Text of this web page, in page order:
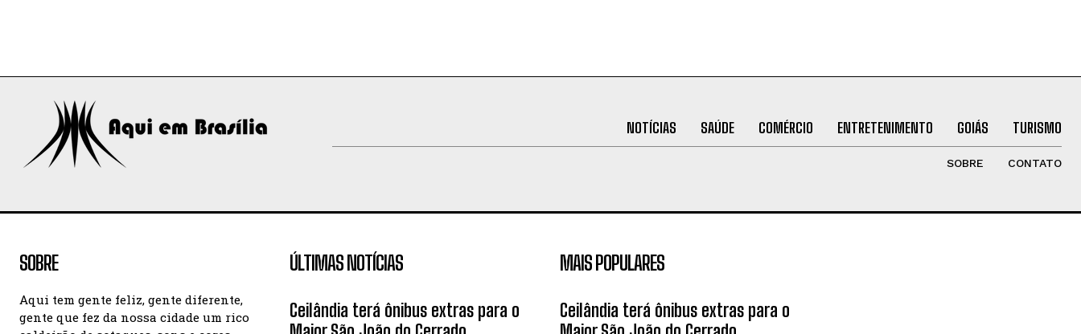
NOTÍCIAS SAÚDE COMÉRCIO ENTRETENIMENTO GOIÁS TURISMO
SOBRE CONTATO
SOBRE
Aqui tem gente feliz, gente diferente,
gente que fez da nossa cidade um rico
ÚLTIMAS NOTÍCIAS
Ceilândia terá ônibus extras para o
MAIS POPULARES
Ceilândia terá ônibus extras para o